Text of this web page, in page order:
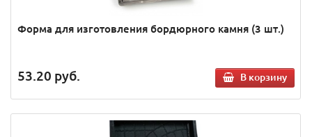
Форма для изготовления бордюрного камня (3 шт.)
53.20 руб. В корзину